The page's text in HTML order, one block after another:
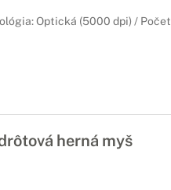
Optická (5000 dpi) / Počet
herná myš